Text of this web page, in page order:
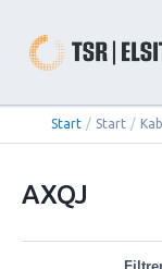
Start / Start /
AXQJ